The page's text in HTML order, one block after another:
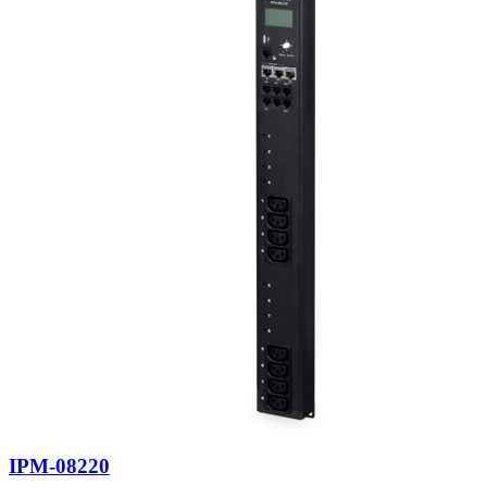
IPM-08220